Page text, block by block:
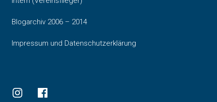
Blogarchiv 2006 – 2014
Impressum und Datenschutzerklärung
InstagramFacebook